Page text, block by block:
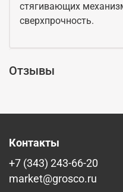
стягивающих
сверхпрочность.
Отзывы
Контакты
+7 (343) 243-66-20
market@grosco.ru